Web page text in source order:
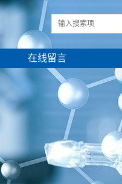
在线留言